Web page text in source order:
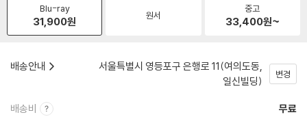
Blu-ray
31,900원 원서
중고
33,400원~
배송안내
서울특별시 영등포구 은행로 11(여의도동,
일신빌딩)
변경
배송비 무료